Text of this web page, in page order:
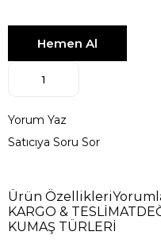
Yorum Yaz
Satıcıya Soru Sor
Ürün Özellikleri
KARGO & TESLİMAT
KUMAŞ TÜRLERİ